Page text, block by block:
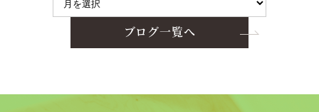
ブログ一覧へ